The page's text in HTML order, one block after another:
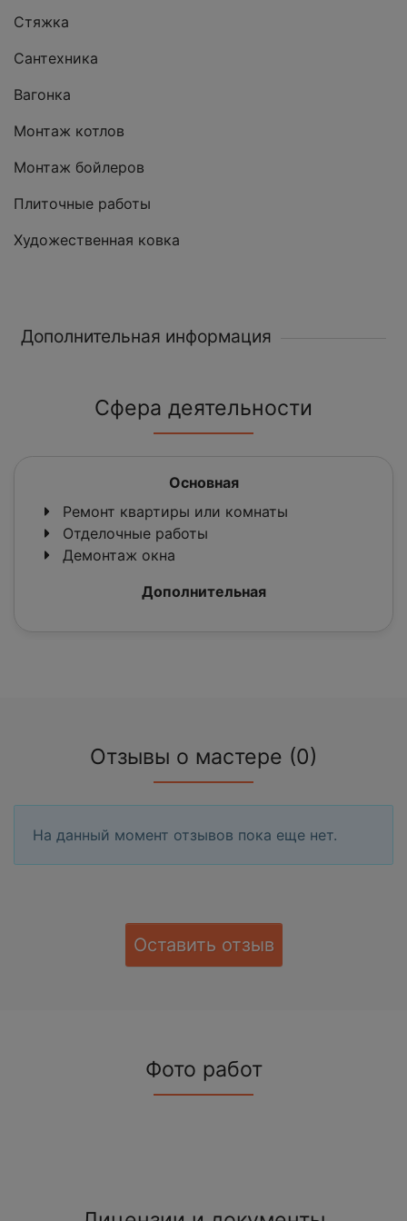
Стяжка
Сантехника
Вагонка
Монтаж котлов
Монтаж бойлеров
Плиточные работы
Художественная ковка
Дополнительная информация
Сфера деятельности
Основная
Ремонт квартиры или комнаты
Отделочные работы
Демонтаж окна
Дополнительная
Отзывы о мастере (0)
На данный момент отзывов пока еще нет.
Оставить отзыв
Фото работ